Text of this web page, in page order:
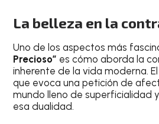
La belleza en la
Uno de los aspectos más
Precioso” es cómo aborda la
inherente de la vida moderna.
que evoca una petición de
mundo lleno de superficialidad
esa dualidad.